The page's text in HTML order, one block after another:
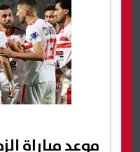
موعد مباراة